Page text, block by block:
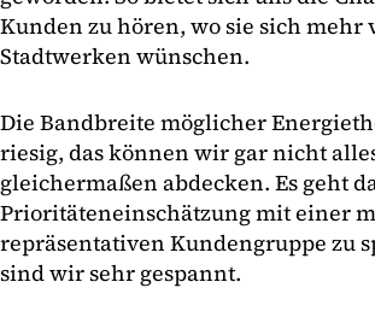
Kunden zu hören, wo sie sich mehr
Stadtwerken wünschen.
Die Bandbreite möglicher
riesig, das können wir gar nicht
gleichermaßen abdecken. Es geht
Prioritäteneinschätzung mit einer
repräsentativen Kundengruppe zu
sind wir sehr gespannt.